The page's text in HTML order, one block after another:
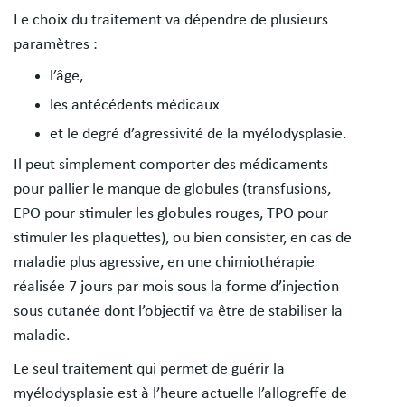
Le choix du traitement va dépendre de plusieurs
paramètres :
l’âge,
les antécédents médicaux
et le degré d’agressivité de la myélodysplasie.
Il peut simplement comporter des médicaments
pour pallier le manque de globules (transfusions,
EPO pour stimuler les globules rouges, TPO pour
stimuler les plaquettes), ou bien consister, en cas de
maladie plus agressive, en une chimiothérapie
réalisée 7 jours par mois sous la forme d’injection
sous cutanée dont l’objectif va être de stabiliser la
maladie.
Le seul traitement qui permet de guérir la
myélodysplasie est à l’heure actuelle l’allogreffe de